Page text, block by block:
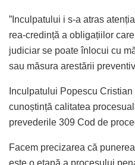
”Inculpatului i s-a atras
rea-credință a obligațiilor
judiciar se poate înlocui cu
sau măsura arestării
Inculpatului Popescu
cunoștință calitatea
prevederile 309 Cod de
Facem precizarea că
este o etapă a procesului